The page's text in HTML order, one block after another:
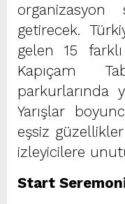
getirecek.
gelen 15
Kapıçam
parkurlarında
Yarışlar
eşsiz
izleyicilere
Start